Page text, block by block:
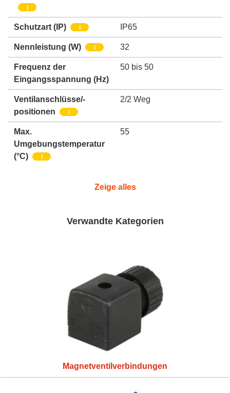
i
Schutzart (IP) i IP65
Nennleistung (W) i 32
Frequenz der
Eingangsspannung (Hz)
50 bis 50
Ventilanschlüsse/-
positionen
i
2/2 Weg
Max.
Umgebungstemperatur
(°C)
i
55
Zeige alles
Verwandte Kategorien
Magnetventilverbindungen